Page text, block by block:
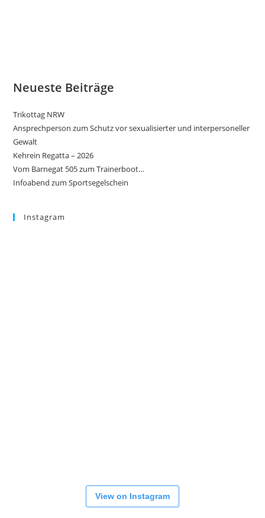
Neueste Beiträge
Trikottag NRW
Ansprechperson zum Schutz vor sexualisierter und interpersoneller
Gewalt
Kehrein Regatta – 2026
Vom Barnegat 505 zum Trainerboot…
Infoabend zum Sportsegelschein
Instagram
View on Instagram